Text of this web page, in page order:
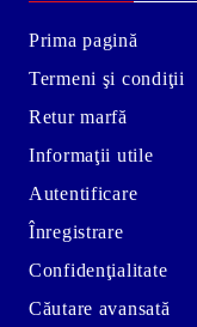
Prima pagină
Termeni şi condiţii
Retur marfă
Informaţii utile
Autentificare
Înregistrare
Confidenţialitate
Căutare avansată